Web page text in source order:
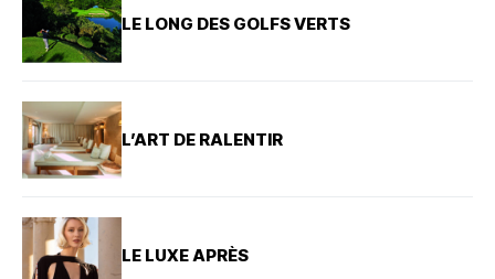
LE LONG DES GOLFS VERTS
L’ART DE RALENTIR
LE LUXE APRÈS